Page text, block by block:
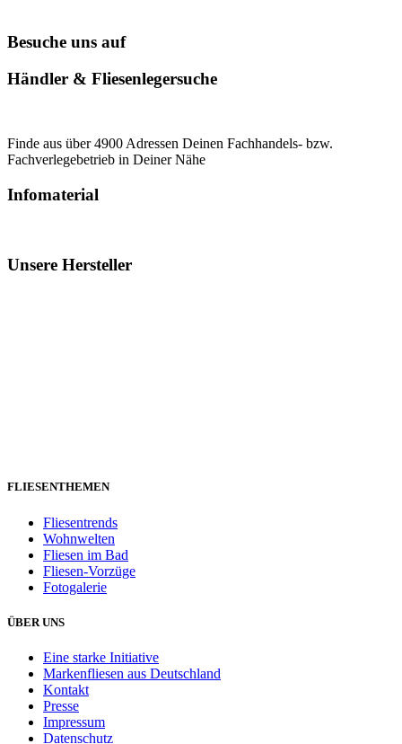
Besuche uns auf
Händler & Fliesenlegersuche
Finde aus über 4900 Adressen Deinen Fachhandels- bzw.
Fachverlegebetrieb in Deiner Nähe
Infomaterial
Unsere Hersteller
FLIESENTHEMEN
Fliesentrends
Wohnwelten
Fliesen im Bad
Fliesen-Vorzüge
Fotogalerie
ÜBER UNS
Eine starke Initiative
Markenfliesen aus Deutschland
Kontakt
Presse
Impressum
Datenschutz